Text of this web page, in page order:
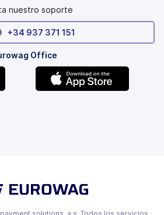
nuestro soporte
+34 937 371 151
Office